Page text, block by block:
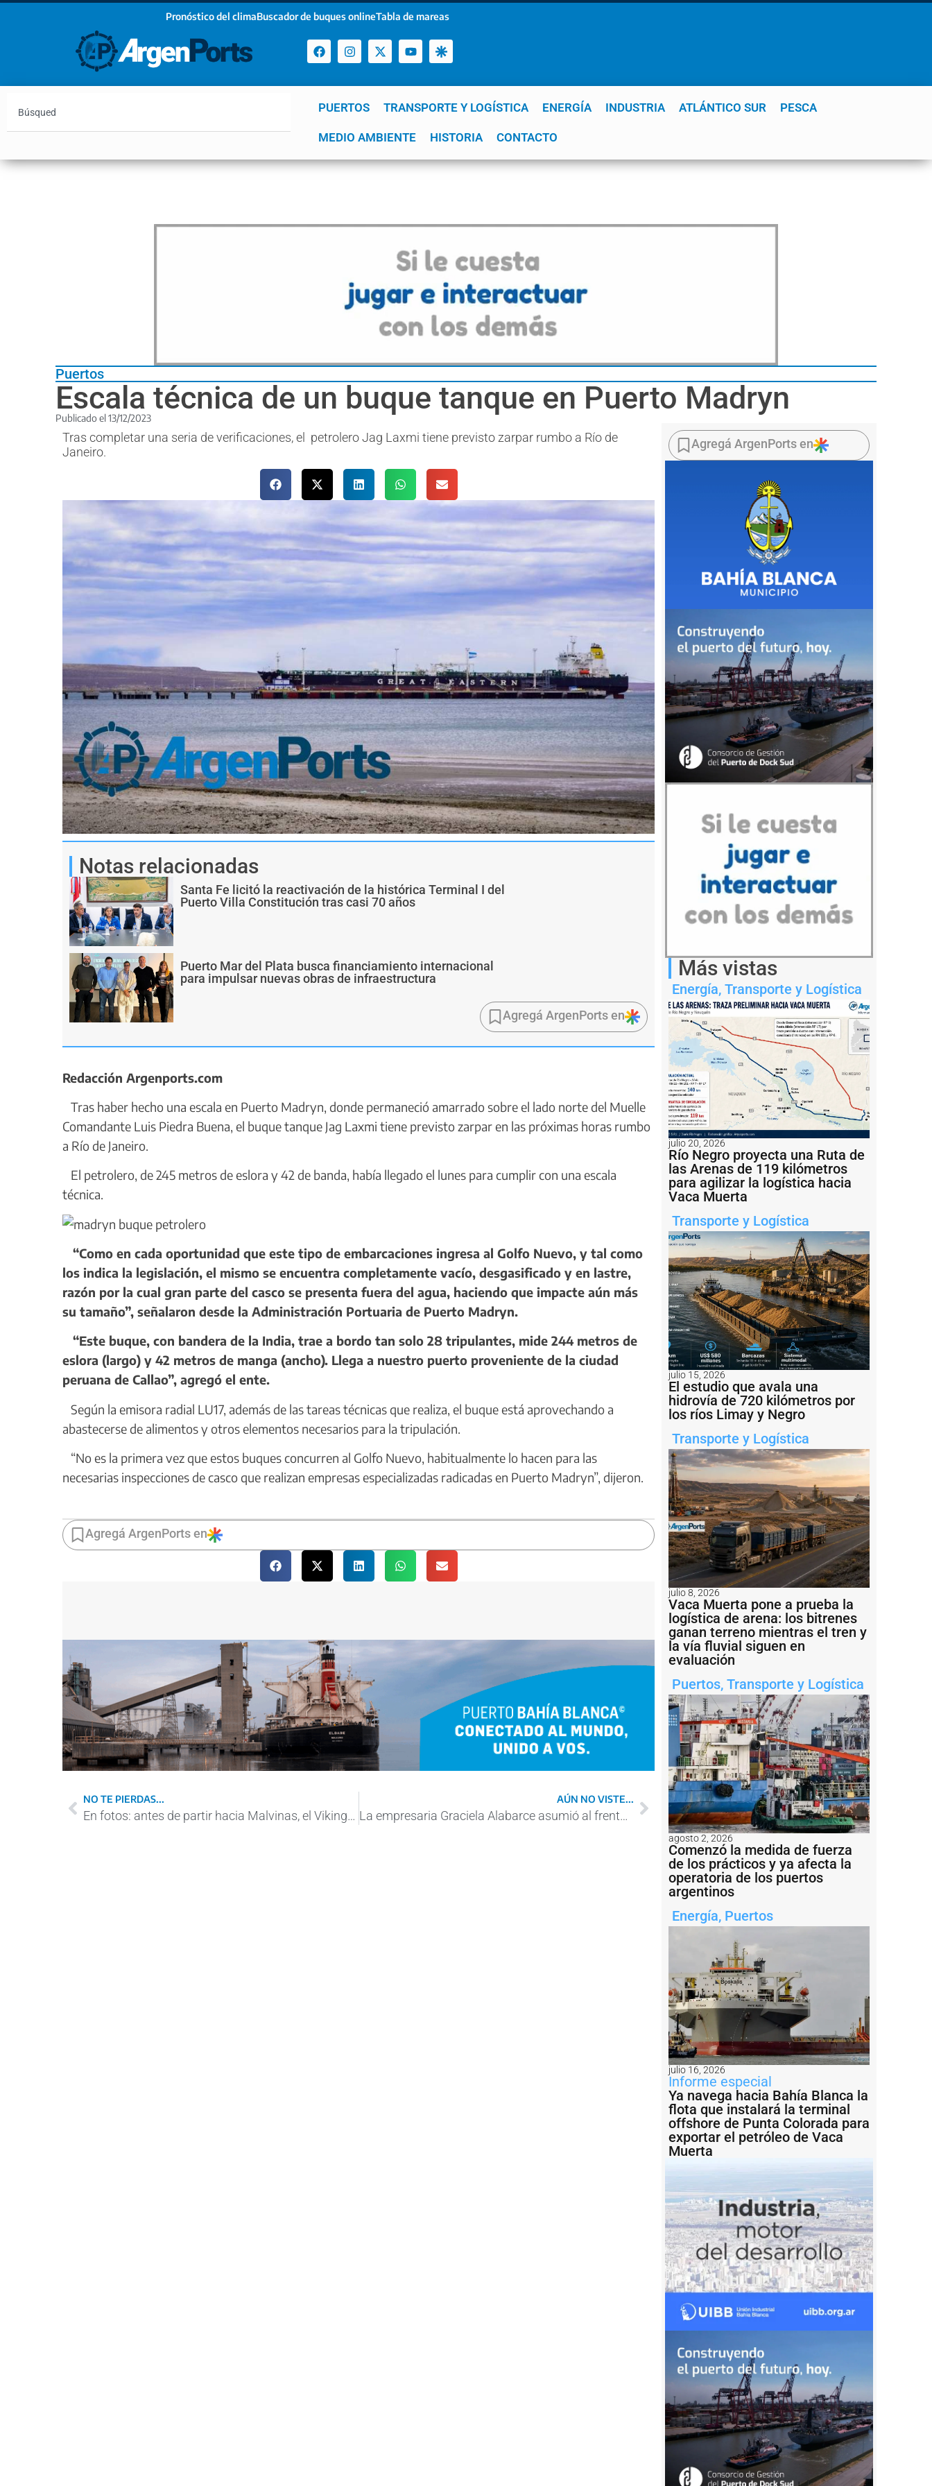
Pronóstico del climaBuscador de buques onlineTabla de mareas
PUERTOS TRANSPORTE Y LOGÍSTICA ENERGÍA INDUSTRIA ATLÁNTICO SUR PESCA
MEDIO AMBIENTE HISTORIA CONTACTO
YPF GNL Mar del Plata Patagonia Quequén
Puertos
Escala técnica de un buque tanque en Puerto Madryn
Publicado el 13/12/2023
Tras completar una seria de verificaciones, el petrolero Jag Laxmi tiene previsto zarpar rumbo a Río de
Janeiro.
Notas relacionadas
Santa Fe licitó la reactivación de la histórica Terminal I del
Puerto Villa Constitución tras casi 70 años
Puerto Mar del Plata busca financiamiento internacional
para impulsar nuevas obras de infraestructura
Agregá ArgenPorts en
Redacción Argenports.com
Tras haber hecho una escala en Puerto Madryn, donde permaneció amarrado sobre el lado norte del Muelle
Comandante Luis Piedra Buena, el buque tanque Jag Laxmi tiene previsto zarpar en las próximas horas rumbo
a Río de Janeiro.
El petrolero, de 245 metros de eslora y 42 de banda, había llegado el lunes para cumplir con una escala
técnica.
“Como en cada oportunidad que este tipo de embarcaciones ingresa al Golfo Nuevo, y tal como
los indica la legislación, el mismo se encuentra completamente vacío, desgasificado y en lastre,
razón por la cual gran parte del casco se presenta fuera del agua, haciendo que impacte aún más
su tamaño”, señalaron desde la Administración Portuaria de Puerto Madryn.
“Este buque, con bandera de la India, trae a bordo tan solo 28 tripulantes, mide 244 metros de
eslora (largo) y 42 metros de manga (ancho). Llega a nuestro puerto proveniente de la ciudad
peruana de Callao”, agregó el ente.
Según la emisora radial LU17, además de las tareas técnicas que realiza, el buque está aprovechando a
abastecerse de alimentos y otros elementos necesarios para la tripulación.
“No es la primera vez que estos buques concurren al Golfo Nuevo, habitualmente lo hacen para las
necesarias inspecciones de casco que realizan empresas especializadas radicadas en Puerto Madryn”, dijeron.
Agregá ArgenPorts en
NO TE PIERDAS...
En fotos: antes de partir hacia Malvinas, el Viking Jupiter amarró en Puerto Madryn
AÚN NO VISTE...
La empresaria Graciela Alabarce asumió al frente del Puerto de Rosario
Agregá ArgenPorts en
Más vistas
Energía, Transporte y Logística
julio 20, 2026
Río Negro proyecta una Ruta de
las Arenas de 119 kilómetros
para agilizar la logística hacia
Vaca Muerta
Transporte y Logística
julio 15, 2026
El estudio que avala una
hidrovía de 720 kilómetros por
los ríos Limay y Negro
Transporte y Logística
julio 8, 2026
Vaca Muerta pone a prueba la
logística de arena: los bitrenes
ganan terreno mientras el tren y
la vía fluvial siguen en
evaluación
Puertos, Transporte y Logística
agosto 2, 2026
Comenzó la medida de fuerza
de los prácticos y ya afecta la
operatoria de los puertos
argentinos
Energía, Puertos
julio 16, 2026
Informe especial
Ya navega hacia Bahía Blanca la
flota que instalará la terminal
offshore de Punta Colorada para
exportar el petróleo de Vaca
Muerta
¡Sumate a nuestro Newsletter!
Email
Estoy de acuerdo con las condiciones y políticas de